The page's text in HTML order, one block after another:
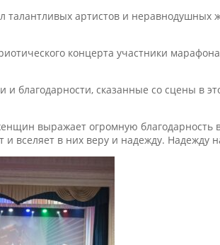
артистов и неравнодушных
концерта участники
и благодарности, сказанные со сцены в
выражает огромную
и вселяет в них веру и надежду.